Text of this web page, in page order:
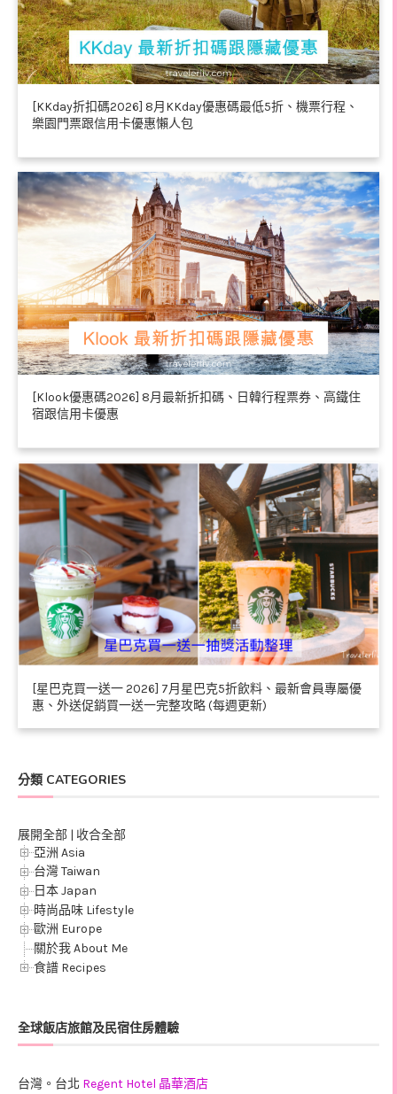
[KKday折扣碼2026] 8月KKday優惠碼最低5折、機票行程、
樂園門票跟信用卡優惠懶人包
[Klook優惠碼2026] 8月最新折扣碼、日韓行程票券、高鐵住
宿跟信用卡優惠
[星巴克買一送一 2026] 7月星巴克5折飲料、最新會員專屬優
惠、外送促銷買一送一完整攻略 (每週更新)
分類 CATEGORIES
展開全部 | 收合全部
亞洲 Asia
台灣 Taiwan
日本 Japan
時尚品味 Lifestyle
歐洲 Europe
關於我 About Me
食譜 Recipes
全球飯店旅館及民宿住房體驗
台灣。台北 Regent Hotel 晶華酒店